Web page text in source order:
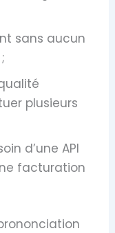
sans aucun
plusieurs
d’une API
facturation